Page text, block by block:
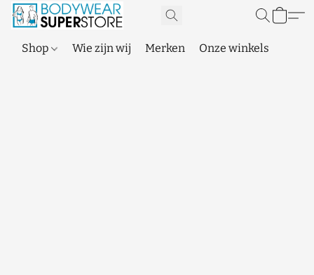
Shop Wie zijn wij Merken Onze winkels